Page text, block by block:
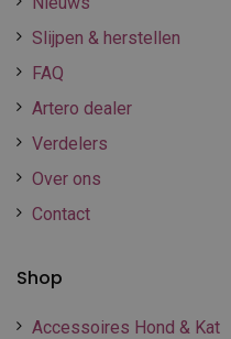
Slijpen & herstellen
FAQ
Artero dealer
Verdelers
Over ons
Contact
Shop
Accessoires Hond & Kat